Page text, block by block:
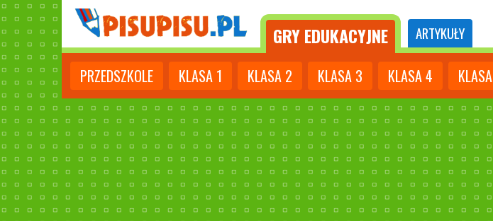
GRYEDUKACYJNE ARTYKUŁY
PRZEDSZKOLE KLASA 1 KLASA 2 KLASA 3 KLASA4 KLASA